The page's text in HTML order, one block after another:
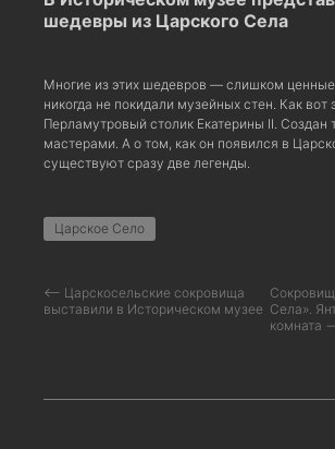
шедевры из Царского Села
Многие из этих шедевров — слишком
никогда не покидали музейных стен. Как вот
Перламутровый столик Екатерины II. Создан
мастерами. А о том, как он появился в
существуют сразу две легенды.
Царское Село
⟵ Царскосельские сокровища
выставили в Историческом музее Села».
комната